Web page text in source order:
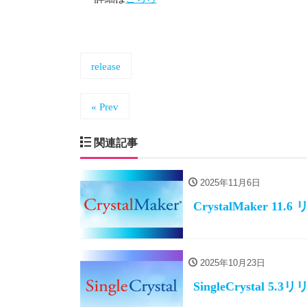
release
« Prev
関連記事
2025年11月6日
CrystalMaker 11.6
2025年10月23日
SingleCrystal 5.3リ